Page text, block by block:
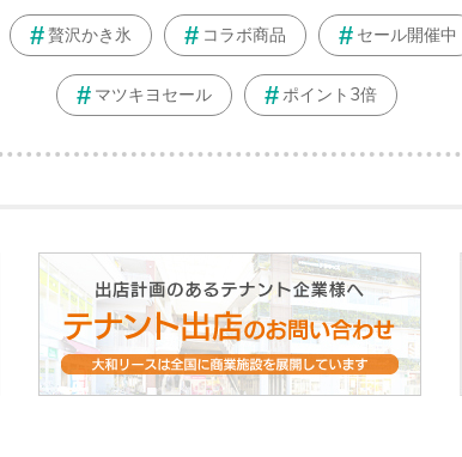
贅沢かき氷 コラボ商品 セール開催中
マツキヨセール ポイント3倍